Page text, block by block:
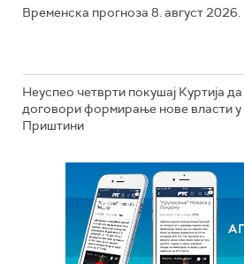
Временска прогноза 8. август 2026.
Неуспео четврти покушај Куртија да
договори формирање нове власти у
Приштини